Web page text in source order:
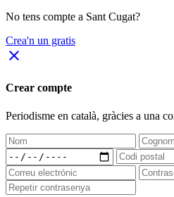
No tens compte a Sant Cugat?
Crea'n un gratis
close
Crear compte
Periodisme en català, gràcies a una